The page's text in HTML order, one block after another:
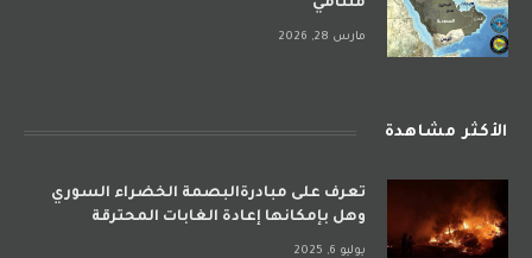
متنامي
مارس 28, 2026
الأكثر مشاهدة
تعرف على مبادرةالبصمة الخضراء السوري
وهل بإمكانها إعادة الغابات المحترقة
يوليو 6, 2025